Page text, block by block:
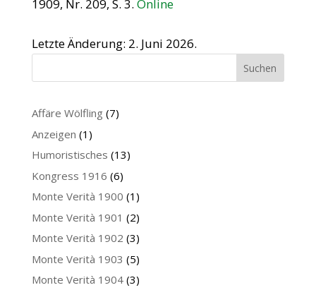
1909, Nr. 209, S. 3. Online
Letzte Änderung: 2. Juni 2026.
Suchen
Affäre Wölfling (7)
Anzeigen (1)
Humoristisches (13)
Kongress 1916 (6)
Monte Verità 1900 (1)
Monte Verità 1901 (2)
Monte Verità 1902 (3)
Monte Verità 1903 (5)
Monte Verità 1904(3)